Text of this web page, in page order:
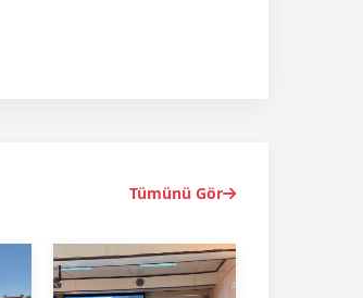
Tümünü Gör